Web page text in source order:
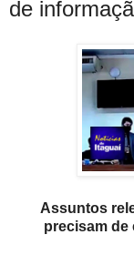
de
Assuntos
precisam de